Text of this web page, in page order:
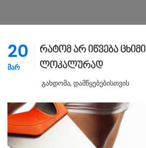
20
ᲛᲐᲠ
რატომ არ იწვება ცხიმი
ლოკალურად
Გახდომა, Დამწყებებისთვის